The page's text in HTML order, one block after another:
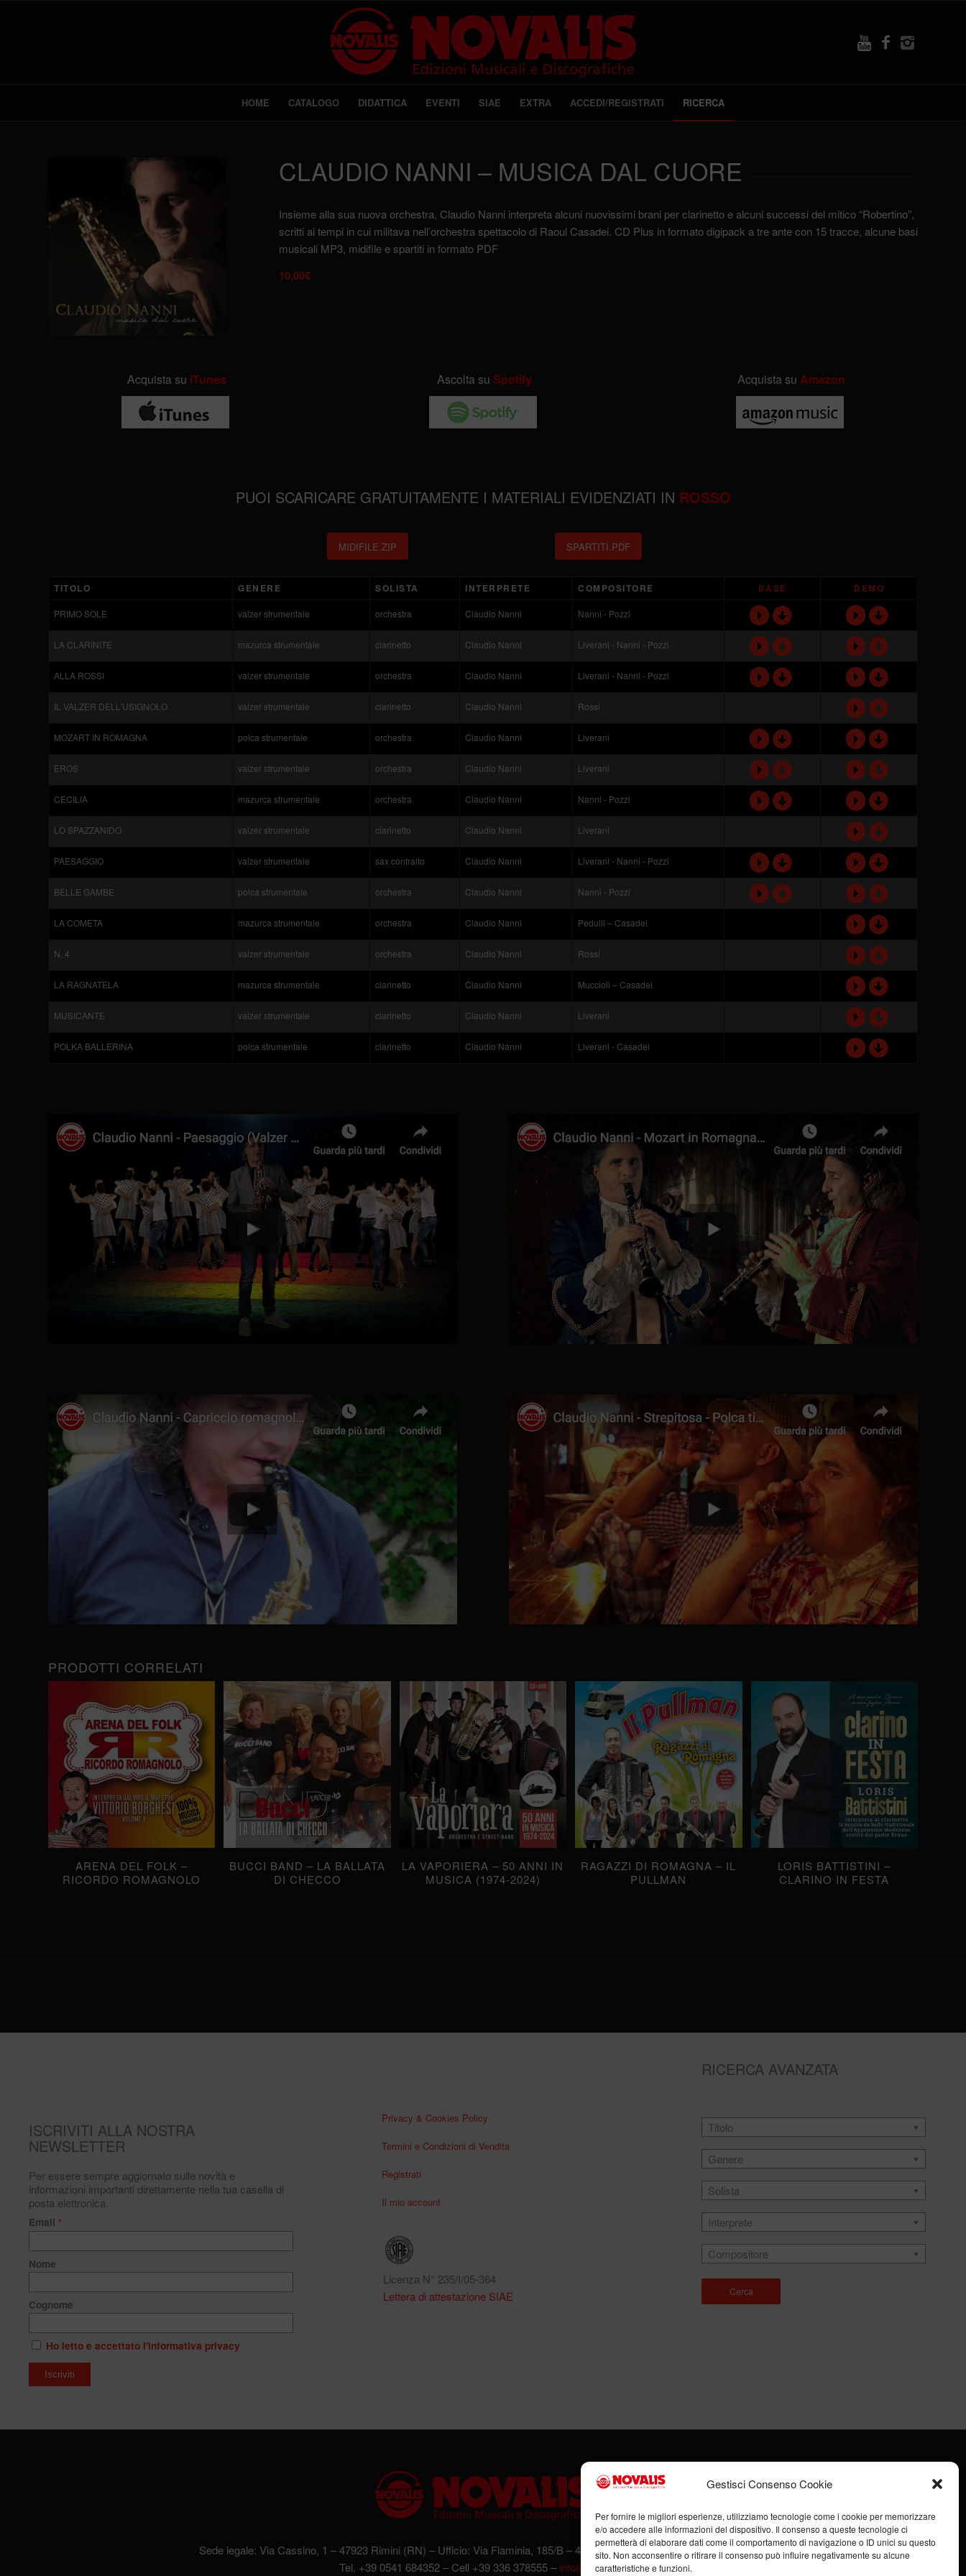
Gestisci Consenso Cookie
Per fornire le migliori esperienze, utilizziamo tecnologie come i cookie per memorizzare
e/o accedere alle informazioni del dispositivo. Il consenso a queste tecnologie ci
permetterà di elaborare dati come il comportamento di navigazione o ID unici su questo
sito. Non acconsentire o ritirare il consenso può influire negativamente su alcune
caratteristiche e funzioni.
HOME CATALOGO DIDATTICA EVENTI SIAE EXTRA ACCEDI/REGISTRATI RICERCA
CLAUDIO NANNI – MUSICA DAL CUORE
Insieme alla sua nuova orchestra, Claudio Nanni interpreta alcuni nuovissimi brani per clarinetto e alcuni successi del mitico “Robertino”,
scritti ai tempi in cui militava nell’orchestra spettacolo di Raoul Casadei. CD Plus in formato digipack a tre ante con 15 tracce, alcune basi
musicali MP3, midifile e spartiti in formato PDF
10,00€
Acquista su iTunes Ascolta su Spotify Acquista suAmazon
PUOI SCARICARE GRATUITAMENTE I MATERIALI EVIDENZIATI IN ROSSO
MIDIFILE.ZIP SPARTITI.PDF
TITOLO GENERE SOLISTA INTERPRETE COMPOSITORE BASE DEMO
PRIMO SOLE valzer strumentale orchestra Claudio Nanni Nanni - Pozzi P d P d
LA CLARINITE mazurca strumentale clarinetto Claudio Nanni Liverani - Nanni - Pozzi P d P d
ALLA ROSSI valzer strumentale orchestra Claudio Nanni Liverani - Nanni - Pozzi P d P d
IL VALZER DELL'USIGNOLO valzer strumentale clarinetto Claudio Nanni Rossi P d
MOZART IN ROMAGNA polca strumentale orchestra Claudio Nanni Liverani P d P d
EROS valzer strumentale orchestra Claudio Nanni Liverani P d P d
CECILIA mazurca strumentale orchestra Claudio Nanni Nanni - Pozzi P d P d
LO SPAZZANIDO valzer strumentale clarinetto Claudio Nanni Liverani P d
PAESAGGIO valzer strumentale sax contralto Claudio Nanni Liverani - Nanni - Pozzi P d P d
BELLE GAMBE polca strumentale orchestra Claudio Nanni Nanni - Pozzi P d P d
LA COMETA mazurca strumentale orchestra Claudio Nanni Pedulli – Casadei P d
N. 4 valzer strumentale orchestra Claudio Nanni Rossi P d
LA RAGNATELA mazurca strumentale clarinetto Claudio Nanni Muccioli – Casadei P d
MUSICANTE valzer strumentale clarinetto Claudio Nanni Liverani P d
POLKA BALLERINA polca strumentale clarinetto Claudio Nanni Liverani - Casadei P d
PRODOTTI CORRELATI
ARENA DEL FOLK –
RICORDO ROMAGNOLO
BUCCI BAND – LA BALLATA
DI CHECCO
LA VAPORIERA – 50 ANNI IN
MUSICA (1974-2024)
RAGAZZI DI ROMAGNA – IL
PULLMAN
LORIS BATTISTINI –
CLARINO IN FESTA
ISCRIVITI ALLA NOSTRA
NEWSLETTER
Per essere sempre aggiornato sulle novità e
informazioni importanti direttamente nella tua casella di
posta elettronica.
Email *
Nome
Cognome
Ho letto e accettato l'informativa privacy
Privacy & Cookies Policy
Termini e Condizioni di Vendita
Registrati
Il mio account
Licenza N° 235/I/05-364
Lettera di attestazione SIAE
RICERCA AVANZATA
Titolo
Genere
Solista
Interprete
Compositore
Cerca
Sede legale: Via Cassino, 1 – 47923 Rimini (RN) – Ufficio: Via Flaminia, 185/B – 47923 Rimini (RN) – P.IVA: 00951980408
Tel. +39 0541 684352 – Cell +39 336 378555 – info@novalis.it